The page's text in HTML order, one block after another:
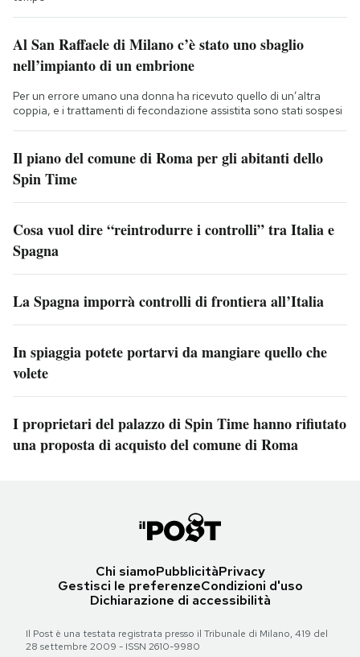
Al San Raffaele di Milano c’è stato uno sbaglio
nell’impianto di un embrione
Per un errore umano una donna ha ricevuto quello di un’altra
coppia, e i trattamenti di fecondazione assistita sono stati sospesi
Il piano del comune di Roma per gli abitanti dello
Spin Time
Cosa vuol dire “reintrodurre i controlli” tra Italia e
Spagna
La Spagna imporrà controlli di frontiera all’Italia
In spiaggia potete portarvi da mangiare quello che
volete
I proprietari del palazzo di Spin Time hanno rifiutato
una proposta di acquisto del comune di Roma
Chi siamoPubblicitàPrivacy
Gestisci le preferenzeCondizioni d'uso
Dichiarazione di accessibilità
Il Post è una testata registrata presso il Tribunale di Milano, 419 del
28 settembre 2009 - ISSN 2610-9980